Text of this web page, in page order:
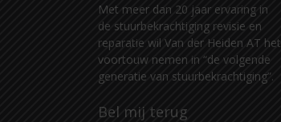
Met meer dan 20 jaar ervaring in
de stuurbekrachtiging revisie en
reparatie wil Van der Heiden AT het
voortouw nemen in “de volgende
generatie van stuurbekrachtiging”.
Bel mij terug